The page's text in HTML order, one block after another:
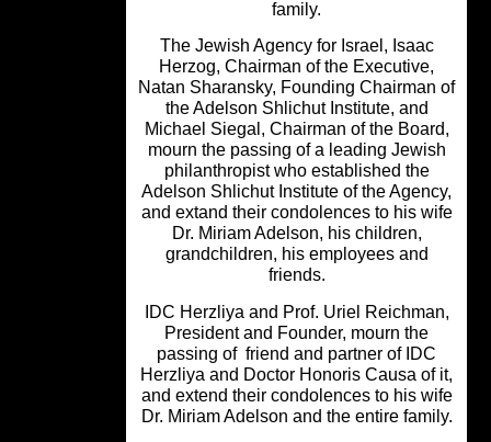
The Jewish Agency for Israel, Isaac
Herzog, Chairman of the Executive,
Natan Sharansky, Founding
the Adelson Shlichut Institute, and
Michael Siegal, Chairman of the
mourn the passing of a leading
philanthropist who established the
Adelson Shlichut Institute of the
and extand their condolences to his
Dr. Miriam Adelson, his children,
grandchildren, his employees and
IDC Herzliya and Prof. Uriel
President and Founder, mourn the
passing of friend and partner of
Herzliya and Doctor Honoris Causa
and extend their condolences to his
Dr. Miriam Adelson and the entire